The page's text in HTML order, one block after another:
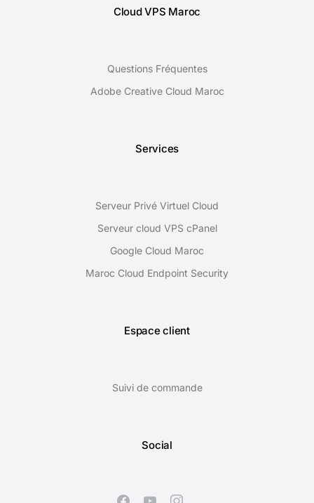
Cloud VPS Maroc
Questions Fréquentes
Adobe Creative Cloud Maroc
Services
Serveur Privé Virtuel Cloud
Serveur cloud VPS cPanel
Google Cloud Maroc
Maroc Cloud Endpoint Security
Espace client
Suivi de commande
Social